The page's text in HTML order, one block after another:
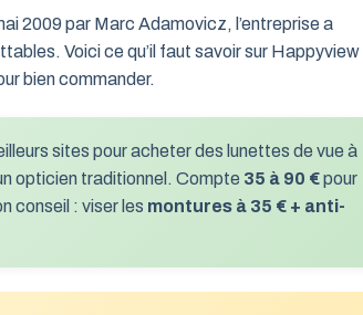
2009 par Marc Adamovicz, l’entreprise a
Voici ce qu’il faut savoir sur Happyview
bien commander.
sites pour acheter des lunettes de vue à
opticien traditionnel. Compte 35 à 90 €pour
conseil : viser les montures à 35 € + anti-